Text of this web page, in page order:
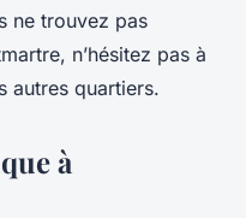
ne trouvez pas
n’hésitez pas à
autres quartiers.
à